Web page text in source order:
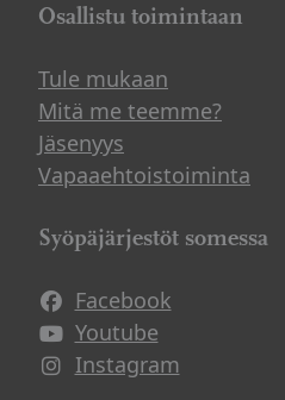
Osallistu toimintaan
Tule mukaan
Mitä me teemme?
Jäsenyys
Vapaaehtoistoiminta
Syöpäjärjestöt somessa
Facebook
Avautuu uuteen ikkunaan
Youtube
Avautuu uuteen ikkunaan
Instagram
Avautuu uuteen ikkunaan